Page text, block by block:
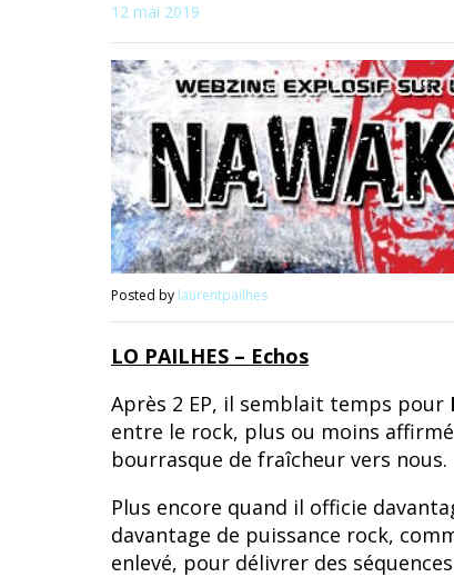
12 mai 2019
Posted by laurentpailhes
LO PAILHES – Echos
Après 2 EP, il semblait temps pour
entre le rock, plus ou moins
bourrasque de fraîcheur vers nous.
Plus encore quand il officie
davantage de puissance rock,
enlevé, pour délivrer des